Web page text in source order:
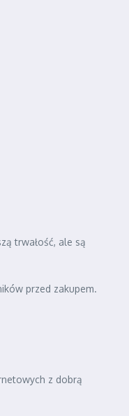
trwałość, ale są
przed zakupem.
z dobrą